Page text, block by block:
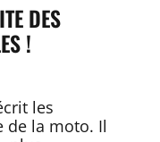
DES
!
les
de la moto. Il